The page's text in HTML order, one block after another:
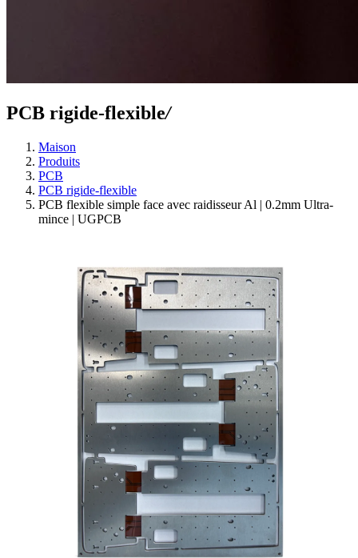
PCB rigide-flexible/
Maison
Produits
PCB
PCB rigide-flexible
PCB flexible simple face avec raidisseur Al | 0.2mm Ultra-
mince | UGPCB